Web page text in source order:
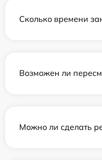
Сколько времени
Возможен ли
Можно ли сделать